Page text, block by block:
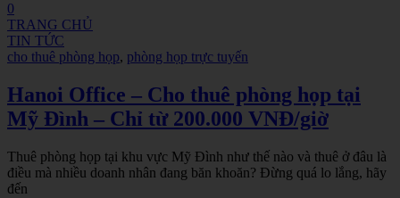
0
TRANG CHỦ
TIN TỨC
cho thuê phòng họp, phòng họp trực tuyến
Hanoi Office – Cho thuê phòng họp tại
Mỹ Đình – Chỉ từ 200.000 VNĐ/giờ
Thuê phòng họp tại khu vực Mỹ Đình như thế nào và thuê ở đâu là
điều mà nhiều doanh nhân đang băn khoăn? Đừng quá lo lắng, hãy
đến